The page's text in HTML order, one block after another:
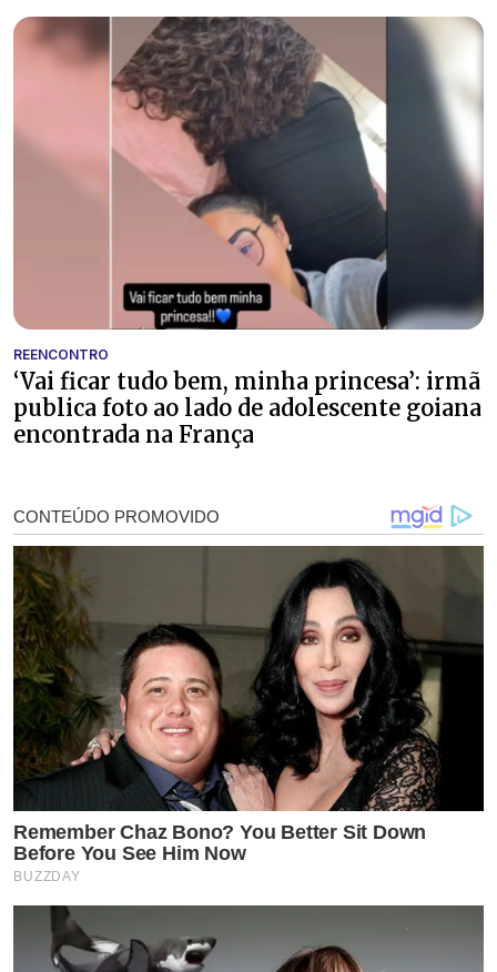
REENCONTRO
‘Vai ficar tudo bem, minha princesa’: irmã
publica foto ao lado de adolescente goiana
encontrada na França